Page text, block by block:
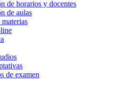
de horarios y docentes
de aulas
materias
de examen